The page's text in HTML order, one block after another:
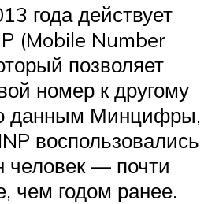
года действует
(Mobile Number
позволяет
номер к другому
данным Минцифры,
воспользовались
человек — почти
чем годом ранее.